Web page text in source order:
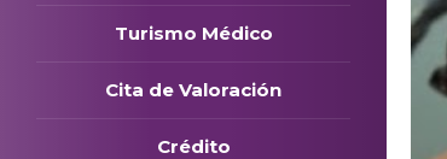
Turismo Médico
Cita de Valoración
Crédito